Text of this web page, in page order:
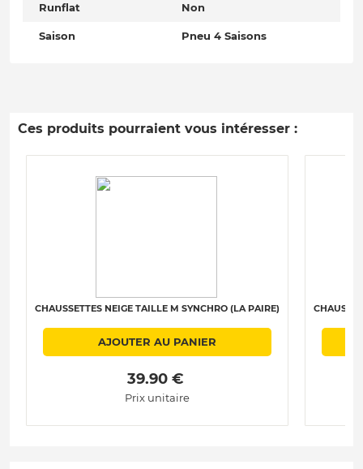
Runflat Non
Saison Pneu 4 Saisons
Ces produits pourraient vous intéresser :
CHAUSSETTES NEIGE TAILLE M SYNCHRO (LA PAIRE)
AJOUTER AU PANIER
39.90 €
Prix unitaire